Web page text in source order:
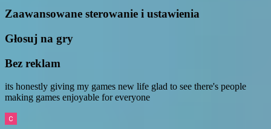
Zaawansowane sterowanie i ustawienia
Głosuj na gry
Bez reklam
its honestly giving my games new life glad to see there's people
making games enjoyable for everyone